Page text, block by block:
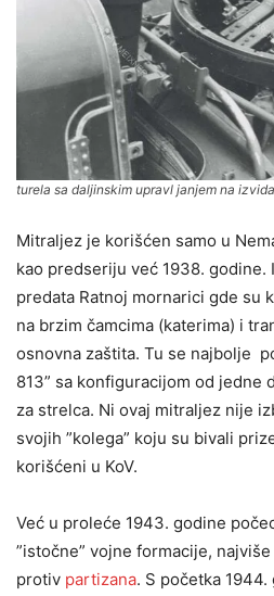
turela sa daljinskim upravl janjem na
Mitraljez je korišćen samo u
kao predseriju već 1938. godine.
predata Ratnoj mornarici gde su
na brzim čamcima (katerima) i
osnovna zaštita. Tu se najbolje
813” sa konfiguracijom od jedne
za strelca. Ni ovaj mitraljez nije
svojih ”kolega” koju su bivali
korišćeni u KoV.
Već u proleće 1943. godine
”istočne” vojne formacije,
protiv partizana. S početka